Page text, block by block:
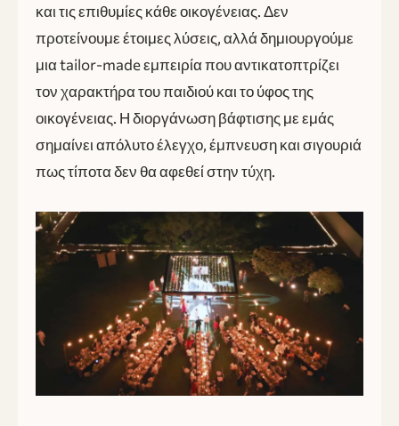
και τις επιθυμίες κάθε οικογένειας. Δεν
προτείνουμε έτοιμες λύσεις, αλλά δημιουργούμε
μια tailor-made εμπειρία που αντικατοπτρίζει
τον χαρακτήρα του παιδιού και το ύφος της
οικογένειας. Η διοργάνωση βάφτισης με εμάς
σημαίνει απόλυτο έλεγχο, έμπνευση και σιγουριά
πως τίποτα δεν θα αφεθεί στην τύχη.